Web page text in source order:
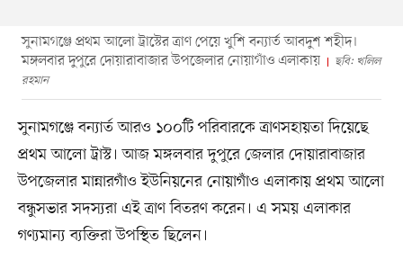
সুনামগঞ্জে প্রথম আলো ট্রাস্টের ত্রাণ পেয়ে খুশি বন্যার্ত আবদুশ শহীদ।
মঙ্গলবার দুপুরে দোয়ারাবাজার উপজেলার নোয়াগাঁও এলাকায়
ছবি: খলিল
রহমান
সুনামগঞ্জে বন্যার্ত আরও ১০০টি পরিবারকে ত্রাণসহায়তা দিয়েছে
প্রথম আলো ট্রাস্ট। আজ মঙ্গলবার দুপুরে জেলার দোয়ারাবাজার
উপজেলার মান্নারগাঁও ইউনিয়নের নোয়াগাঁও এলাকায় প্রথম আলো
বন্ধুসভার সদস্যরা এই ত্রাণ বিতরণ করেন। এ সময় এলাকার
গণ্যমান্য ব্যক্তিরা উপস্থিত ছিলেন।